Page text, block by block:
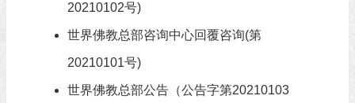
20210102号)
世界佛教总部咨询中心回覆咨询(第
20210101号)
世界佛教总部公告（公告字第20210103